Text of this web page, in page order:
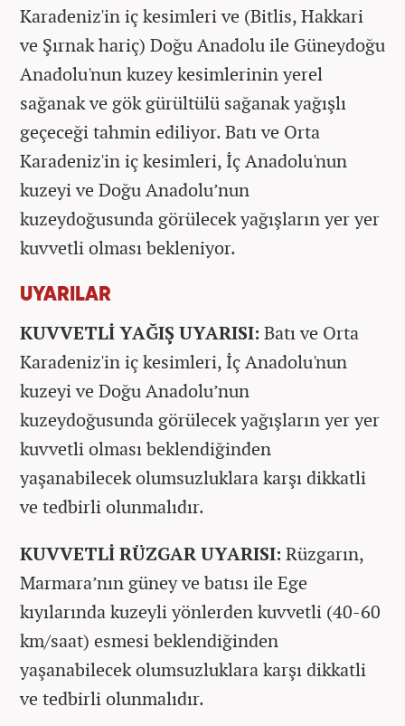
Karadeniz'in iç kesimleri ve (Bitlis, Hakkari
ve Şırnak hariç) Doğu Anadolu ile Güneydoğu
Anadolu'nun kuzey kesimlerinin yerel
sağanak ve gök gürültülü sağanak yağışlı
geçeceği tahmin ediliyor. Batı ve Orta
Karadeniz'in iç kesimleri, İç Anadolu'nun
kuzeyi ve Doğu Anadolu’nun
kuzeydoğusunda görülecek yağışların yer yer
kuvvetli olması bekleniyor.
UYARILAR
KUVVETLİ YAĞIŞ UYARISI: Batı ve Orta
Karadeniz'in iç kesimleri, İç Anadolu'nun
kuzeyi ve Doğu Anadolu’nun
kuzeydoğusunda görülecek yağışların yer yer
kuvvetli olması beklendiğinden
yaşanabilecek olumsuzluklara karşı dikkatli
ve tedbirli olunmalıdır.
KUVVETLİ RÜZGAR UYARISI: Rüzgarın,
Marmara’nın güney ve batısı ile Ege
kıyılarında kuzeyli yönlerden kuvvetli (40-60
km/saat) esmesi beklendiğinden
yaşanabilecek olumsuzluklara karşı dikkatli
ve tedbirli olunmalıdır.